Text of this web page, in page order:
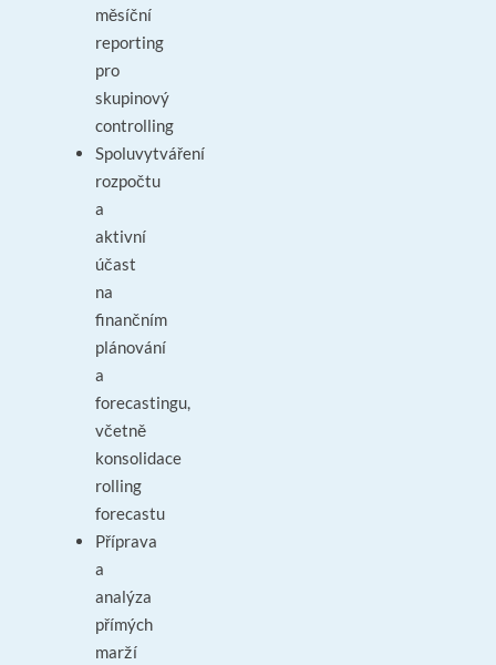
měsíční
reporting
pro
skupinový
controlling
Spoluvytváření
rozpočtu
a
aktivní
účast
na
finančním
plánování
a
forecastingu,
včetně
konsolidace
rolling
forecastu
Příprava
a
analýza
přímých
marží